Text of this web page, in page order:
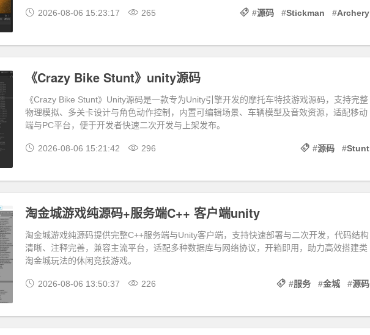
2026-08-06 15:23:17 265 #源码 #Stickman #Archery
《Crazy Bike Stunt》unity源码
《Crazy Bike Stunt》Unity源码是一款专为Unity引擎开发的摩托车特技游戏源码，支持完整
物理模拟、多关卡设计与角色动作控制，内置可编辑场景、车辆模型及音效资源，适配移动
端与PC平台，便于开发者快速二次开发与上架发布。
2026-08-06 15:21:42 296 #源码 #Stunt
淘金城游戏纯源码+服务端C++ 客户端unity
淘金城游戏纯源码提供完整C++服务端与Unity客户端，支持快速部署与二次开发，代码结构
清晰、注释完善，兼容主流平台，适配多种数据库与网络协议，开箱即用，助力高效搭建类
淘金城玩法的休闲竞技游戏。
2026-08-06 13:50:37 226 #服务 #金城 #源码